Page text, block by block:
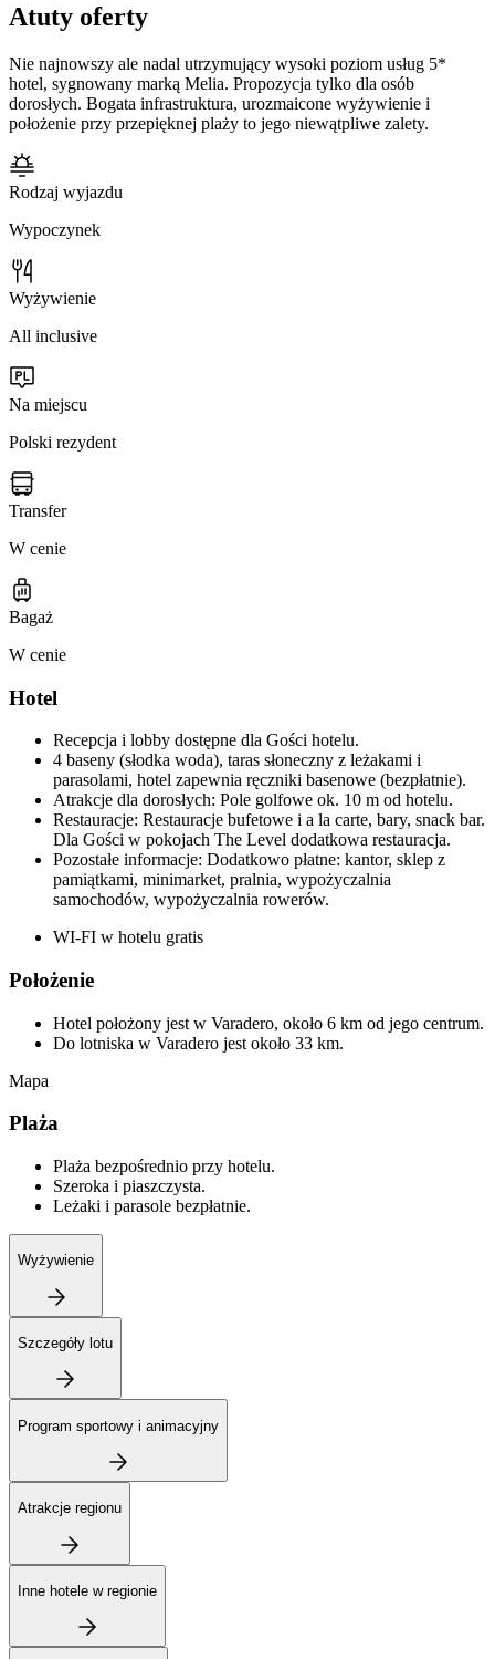
Atuty oferty
Nie najnowszy ale nadal utrzymujący wysoki poziom usług 5*
hotel, sygnowany marką Melia. Propozycja tylko dla osób
dorosłych. Bogata infrastruktura, urozmaicone wyżywienie i
położenie przy przepięknej plaży to jego niewątpliwe zalety.
Rodzaj wyjazdu
Wypoczynek
Wyżywienie
All inclusive
Na miejscu
Polski rezydent
Transfer
W cenie
Bagaż
W cenie
Hotel
Recepcja i lobby dostępne dla Gości hotelu.
4 baseny (słodka woda), taras słoneczny z leżakami i
parasolami, hotel zapewnia ręczniki basenowe (bezpłatnie).
Atrakcje dla dorosłych: Pole golfowe ok. 10 m od hotelu.
Restauracje: Restauracje bufetowe i a la carte, bary, snack bar.
Dla Gości w pokojach The Level dodatkowa restauracja.
Pozostałe informacje: Dodatkowo płatne: kantor, sklep z
pamiątkami, minimarket, pralnia, wypożyczalnia
samochodów, wypożyczalnia rowerów.
WI-FI w hotelu gratis
Położenie
Hotel położony jest w Varadero, około 6 km od jego centrum.
Do lotniska w Varadero jest około 33 km.
Mapa
Plaża
Plaża bezpośrednio przy hotelu.
Szeroka i piaszczysta.
Leżaki i parasole bezpłatnie.
Wyżywienie
Szczegóły lotu
Program sportowy i animacyjny
Atrakcje regionu
Inne hotele w regionie